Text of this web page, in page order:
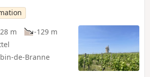
m
-129 m
de-Branne